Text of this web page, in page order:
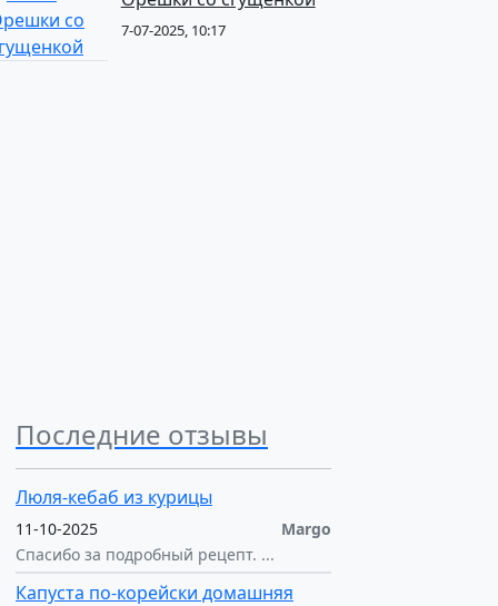
7-07-2025, 10:17
Последние отзывы
Люля-кебаб из курицы
11-10-2025
Margo
Спасибо за подробный рецепт. ...
Капуста по-корейски домашняя